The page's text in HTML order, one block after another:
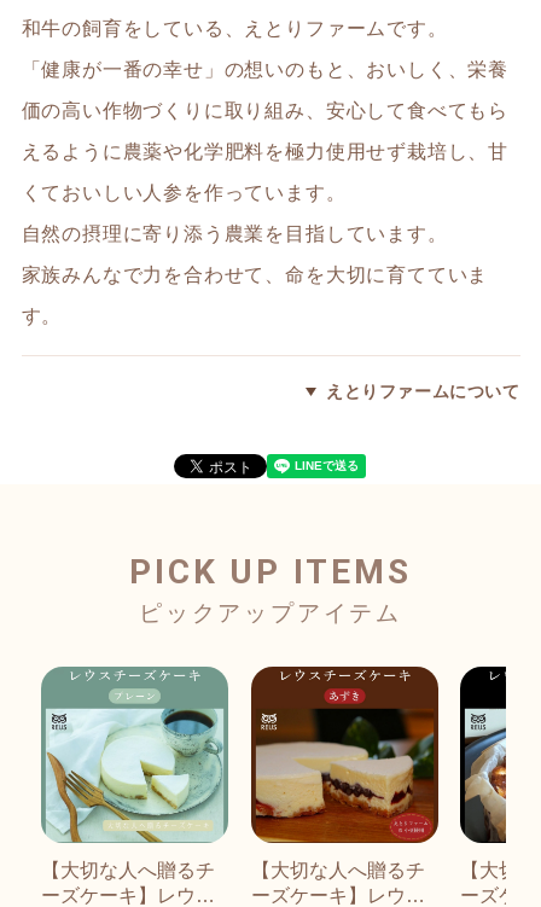
和牛の飼育をしている、えとりファームです。
「健康が一番の幸せ」の想いのもと、おいしく、栄養
価の高い作物づくりに取り組み、安心して食べてもら
えるように農薬や化学肥料を極力使用せず栽培し、甘
くておいしい人参を作っています。
自然の摂理に寄り添う農業を目指しています。
家族みんなで力を合わせて、命を大切に育てていま
す。
えとりファームについて
PICK UP ITEMS
【大切な人へ贈るチ
ーズケーキ】レウス
【大切な人へ贈るチ
ーズケーキ】レウス
【大切
ーズケ